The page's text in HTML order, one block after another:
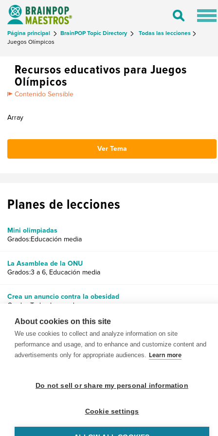
Toggle
Página principal BrainPOP Topic Directory
Todas las lecciones
Juegos Olímpicos
Recursos educativos para Juegos
Olímpicos
Contenido Sensible
Array
Ver Tema
Planes de lecciones
Mini olimpiadas
Grados:Educación media
La Asamblea de la ONU
Grados:3 a 6, Educación media
Crea un anuncio contra la obesidad
Grados:Todos los grados
About cookies on this site
We use cookies to collect and analyze information on site
performance and usage, and to enhance and customize content and
advertisements only for appropriate audiences. Learn more
Do not sell or share my personal information
Cookie settings